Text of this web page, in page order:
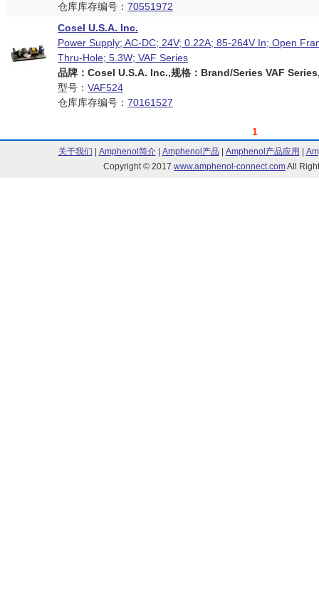
仓库库存编号： 70551972
Cosel U.S.A. Inc.
Power Supply; AC-DC; 24V; 0.22A; 85-264V In; Open
Thru-Hole; 5.3W; VAF Series
品牌：Cosel U.S.A. Inc.,规格：Brand/Series VAF
型号： VAF524
仓库库存编号： 70161527
1
关于我们 Amphenol简介| Amphenol产品 Amphenol产品应用
Copyright © 2017 www.amphenol-connect.comAll